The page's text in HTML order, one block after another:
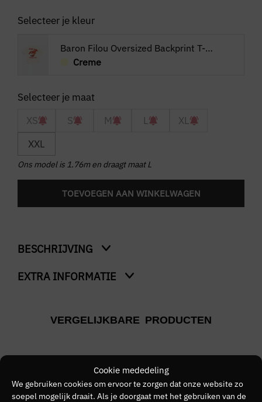
Cookie mededeling
We gebruiken cookies om ervoor te zorgen dat onze website zo
soepel mogelijk draait. Als je doorgaat met het gebruiken van de
Selecteer je kleur
Baron Filou Oversized Backprint T-Shirt Lobster Gang
Creme
XS S M L
XL
XXL
Ons model is 1.76m en draagt maat L
TOEVOEGEN AAN WINKELWAGEN
BESCHRIJVING
Oversized Backprint T-Shirt Lobster Gang
EXTRA INFORMATIE
Creme
BARON FILOU
Kleurnummer
VERGELIJKBARE PRODUCTEN